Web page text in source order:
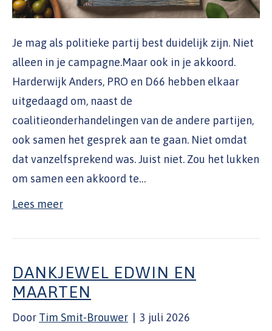
Je mag als politieke partij best duidelijk zijn. Niet
alleen in je campagne.Maar ook in je akkoord.
Harderwijk Anders, PRO en D66 hebben elkaar
uitgedaagd om, naast de
coalitieonderhandelingen van de andere partijen,
ook samen het gesprek aan te gaan. Niet omdat
dat vanzelfsprekend was. Juist niet. Zou het lukken
om samen een akkoord te…
Lees meer
DANKJEWEL EDWIN EN
MAARTEN
Door Tim Smit-Brouwer | 3 juli 2026